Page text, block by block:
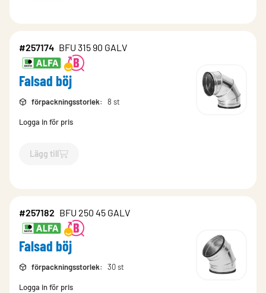
#257174 BFU 315 90 GALV
Falsad böj
förpackningsstorlek: 8 st
Logga in för pris
Lägg till
`$Lägg till
#257182 BFU 250 45 GALV
Falsad böj
förpackningsstorlek: 30 st
Logga in för pris